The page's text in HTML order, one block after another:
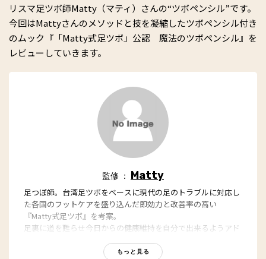
リスマ足ツボ師Matty（マティ）さんの“ツボペンシル”です。
今回はMattyさんのメソッドと技を凝縮したツボペンシル付き
のムック『「Matty式足ツボ」公認 魔法のツボペンシル』を
レビューしていきます。
監修 ： Matty
足つぼ師。台湾足ツボをベースに現代の足のトラブルに対応し
た各国のフットケアを盛り込んだ即効力と改善率の高い
『Matty式足ツボ』を考案。
足裏に道を甦らせ今日からの健康維持を自分で出来るようアド
もっと見る